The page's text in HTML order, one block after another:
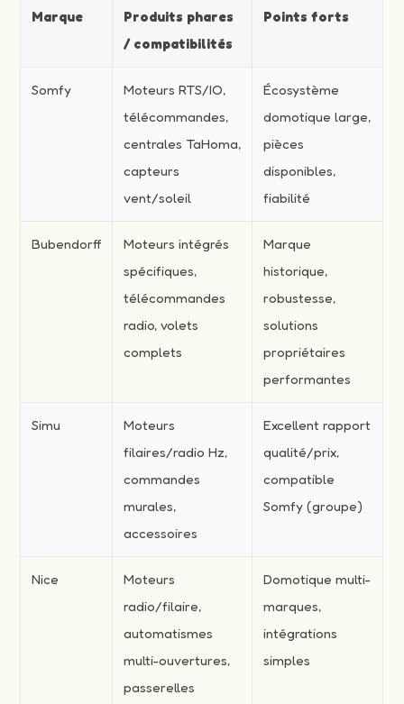
Marque
Produits phares
/ compatibilités
Points forts
Somfy
Moteurs RTS/IO,
télécommandes,
centrales TaHoma,
capteurs
vent/soleil
Écosystème
domotique large,
pièces
disponibles,
fiabilité
Bubendorff
Moteurs intégrés
spécifiques,
télécommandes
radio, volets
complets
Marque
historique,
robustesse,
solutions
propriétaires
performantes
Simu
Moteurs
filaires/radio Hz,
commandes
murales,
accessoires
Excellent rapport
qualité/prix,
compatible
Somfy (groupe)
Nice
Moteurs
radio/filaire,
automatismes
multi-ouvertures,
passerelles
Domotique multi-
marques,
intégrations
simples